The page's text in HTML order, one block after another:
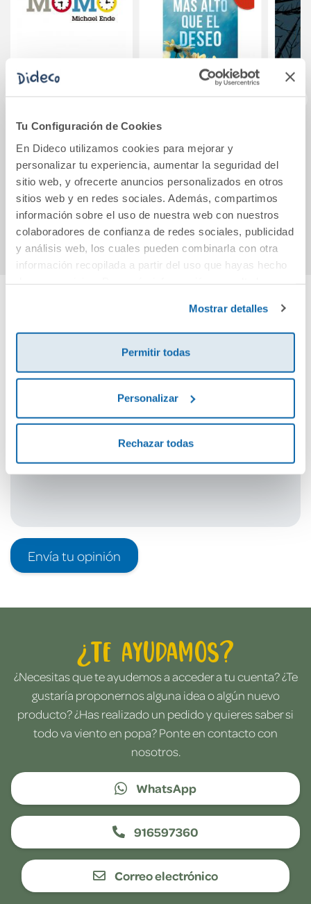
Tu Configuración de Cookies
En Dideco utilizamos cookies para mejorar y
personalizar tu experiencia, aumentar la seguridad del
sitio web, y ofrecerte anuncios personalizados en otros
sitios web y en redes sociales. Además, compartimos
información sobre el uso de nuestra web con nuestros
colaboradores de confianza de redes sociales, publicidad
y análisis web, los cuales pueden combinarla con otra
información recopilada a partir del uso que hayas hecho
Mostrar detalles
Permitir todas
Personalizar
Rechazar todas
13,75€
Comprar
Más alto que el
deseo
19,95€
Comprar
Cuéntanos tu opinión
¡Sé el primero en valorar este producto!
Envía tu opinión
¿Te ayudamos?
¿Necesitas que te ayudemos a acceder a tu cuenta? ¿Te
gustaría proponernos alguna idea o algún nuevo
producto? ¿Has realizado un pedido y quieres saber si
todo va viento en popa? Ponte en contacto con
nosotros.
WhatsApp
916597360
Correo electrónico